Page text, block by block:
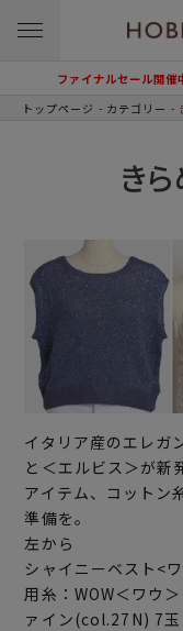
ファイナルセール開
トップページ カテゴリー
き
イタリア産のエレガ
と＜エルビス＞が新
アイテム、コットン
準備を。
左から
シャイニーベスト<
用糸：WOW＜ワウ
ァイン(col.27N) 7玉